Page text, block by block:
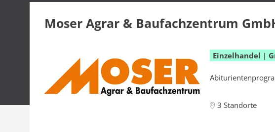
Moser Agrar & Baufachzentrum
Einzelhandel |
3 Standorte